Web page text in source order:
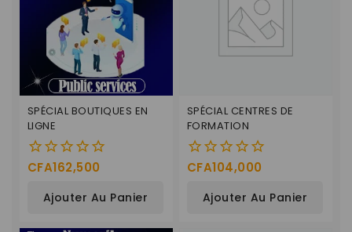
SPÉCIAL BOUTIQUES EN
LIGNE
0
CFA162,500
Ajouter Au Panier
SPÉCIAL CENTRES DE
FORMATION
0
CFA104,000
Ajouter Au Panier